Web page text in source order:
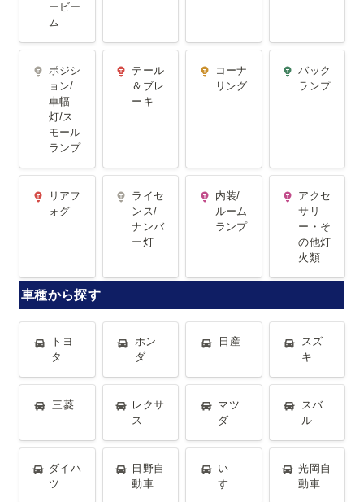
ービー
ム
車幅灯/スモ
ールランプ
ポジシ
ョン/
車幅
灯/ス
モール
ランプ
レーキ
テール
＆ブレ
ーキ
コーナ
リング
バック
ランプ
リアフ
ォグ
ナンバー灯
ライセ
ンス/
ナンバ
ー灯
内装/ルーム
ランプ
内装/
ルーム
ランプ
ー・その他
アクセ
サリ
ー・そ
の他灯
火類
車種から探す
トヨ
タ
ホン
ダ
日産
スズ
キ
三菱
レクサ
ス
マツ
ダ
スバ
ル
ダイハツ
ダイハ
ツ
日野自動車
日野自
動車
い
すゞ
光岡自動車
光岡自
動車